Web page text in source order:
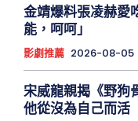
金靖爆料張凌赫愛
能，呵呵」
影劇推薦 2026-08-05
宋威龍親揭《野狗
他從沒為自己而活